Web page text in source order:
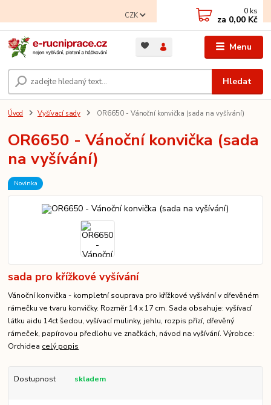
Menu
CZK
Hledat
0 ks
za 0,00 Kč
Úvod Vyšívací sady OR6650 - Vánoční konvička (sada na vyšívání)
OR6650 - Vánoční konvička (sada
na vyšívání)
Novinka
sada pro křížkové vyšívání
Vánoční konvička - kompletní souprava pro křížkové vyšívání v dřevěném
rámečku ve tvaru konvičky. Rozměr 14 x 17 cm. Sada obsahuje: vyšívací
látku aidu 14ct šedou, vyšívací mulinky, jehlu, rozpis přízí, dřevěný
rámeček, papírovou předlohu ve značkách, návod na vyšívání. Výrobce:
Orchidea celý popis
Dostupnost skladem